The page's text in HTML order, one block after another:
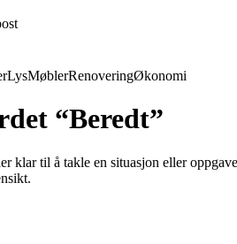
LysMøblerRenoveringØkonomi
“Beredt”
klar til å takle en situasjon eller